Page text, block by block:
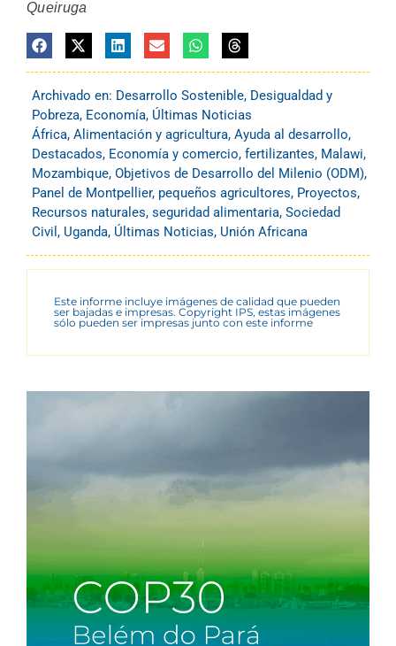
Queiruga
Archivado en: Desarrollo Sostenible, Desigualdad y
Pobreza, Economía, Últimas Noticias
África, Alimentación y agricultura, Ayuda al desarrollo,
Destacados, Economía y comercio, fertilizantes, Malawi,
Mozambique, Objetivos de Desarrollo del Milenio (ODM),
Panel de Montpellier, pequeños agricultores, Proyectos,
Recursos naturales, seguridad alimentaria, Sociedad
Civil , Uganda, Últimas Noticias, Unión Africana
Este informe incluye imágenes de calidad que pueden
ser bajadas e impresas. Copyright IPS, estas imágenes
sólo pueden ser impresas junto con este informe